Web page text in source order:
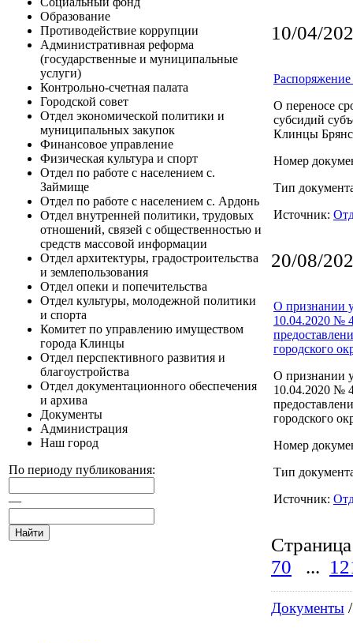
Образование
Противодействие коррупции
Административная реформа
(государственные и муниципальные
услуги)
Контрольно-счетная палата
Городской совет
Отдел экономической политики и
муниципальных закупок
Финансовое управление
Физическая культура и спорт
Отдел по работе с населением с.
Займище
Отдел по работе с населением с. Ардонь
Отдел внутренней политики, трудовых
отношений, связей с общественностью и
средств массовой информации
Отдел архитектуры, градостроительства
и землепользования
Отдел опеки и попечительства
Отдел культуры, молодежной политики
и спорта
Комитет по управлению имуществом
города Клинцы
Отдел перспективного развития и
благоустройства
Отдел документационного обеспечения
и архива
Документы
Администрация
Наш город
По периоду публикования:
—
10/04/
О переносе
субсидий
Клинцы
Номер
Тип
Источник:
20/08/
О признании
10.04.2020 №
городского
О признании
10.04.2020 №
городского
Номер
Тип
Источник:
70
...
Документы /